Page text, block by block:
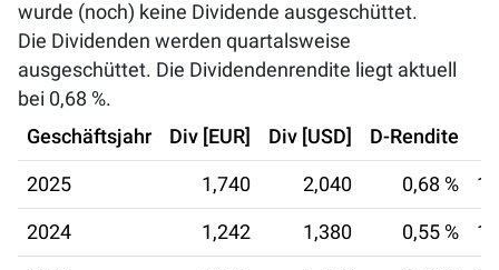
wurde (noch) keine Dividende ausgeschüttet.
Die Dividenden werden quartalsweise
ausgeschüttet. Die Dividendenrendite liegt aktuell
bei 0,68 %.
Geschäftsjahr
Div [EUR] Div [USD] D-Rendite
2025 1,740 2,040 0,68 %
2024 1,242 1,380 0,55 %